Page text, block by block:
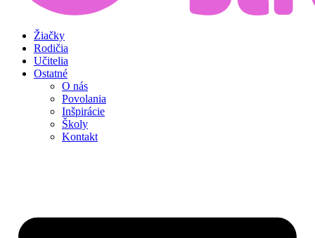
Žiačky
Rodičia
Učitelia
Ostatné
O nás
Povolania
Inšpirácie
Školy
Kontakt